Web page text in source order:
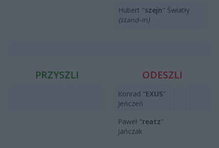
Hubert "szejn" Światły
(stand-in)
PRZYSZLI ODESZLI
Konrad "EXUS"
Jeńczeń
Paweł "reatz"
Jańczak